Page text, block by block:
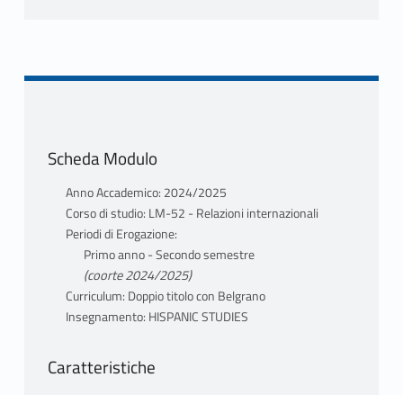
La dimensión vertical: textos, funciones y
2. El lenguaje jurídico-administrativo:
Origen y características generales El léxico
jurídico
Rasgos morfosintácticos El estilo formulario
Nivel textual
3. El lenguaje de los medios de comunicación
Scheda Modulo
Anno Accademico: 2024/2025
Corso di studio: LM-52 - Relazioni internazionali
Periodi di Erogazione:
Primo anno - Secondo semestre
(coorte 2024/2025)
Curriculum: Doppio titolo con Belgrano
Insegnamento: HISPANIC STUDIES
Caratteristiche